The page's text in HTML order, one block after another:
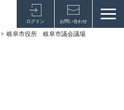
ログイン お問い合わせ
> 岐阜市役所 岐阜市議会議場